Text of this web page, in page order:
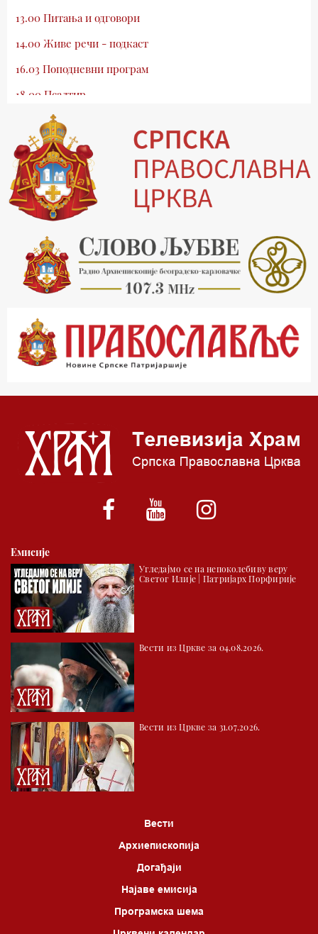
13.00 Питања и одговори
14.00 Живе речи - подкаст
16.03 Поподневни програм
18.00 Псалтир
19.03 Млади у Цркви
19.30 Вечерње молитве
20.00 Вести из Цркве
20.15 Реч архијереја
20.30 Хроника Архиепископије
21.03 Врлинослов
22.03 Црквена предавања и трибине
23.00 Питања и одговори
00.03 Црквена предавања и трибине
01.03 Живе речи - подкаст
05.00 Псалтир
*најважније вести емитујемо на сваки пун сат
Емисије
Угледајмо се на непоколебиву веру
Светог Илије | Патријарх Порфирије
Вести из Цркве за 04.08.2026.
Вести из Цркве за 31.07.2026.
Вести
Архиепископија
Догађаји
Најаве емисија
Програмска шема